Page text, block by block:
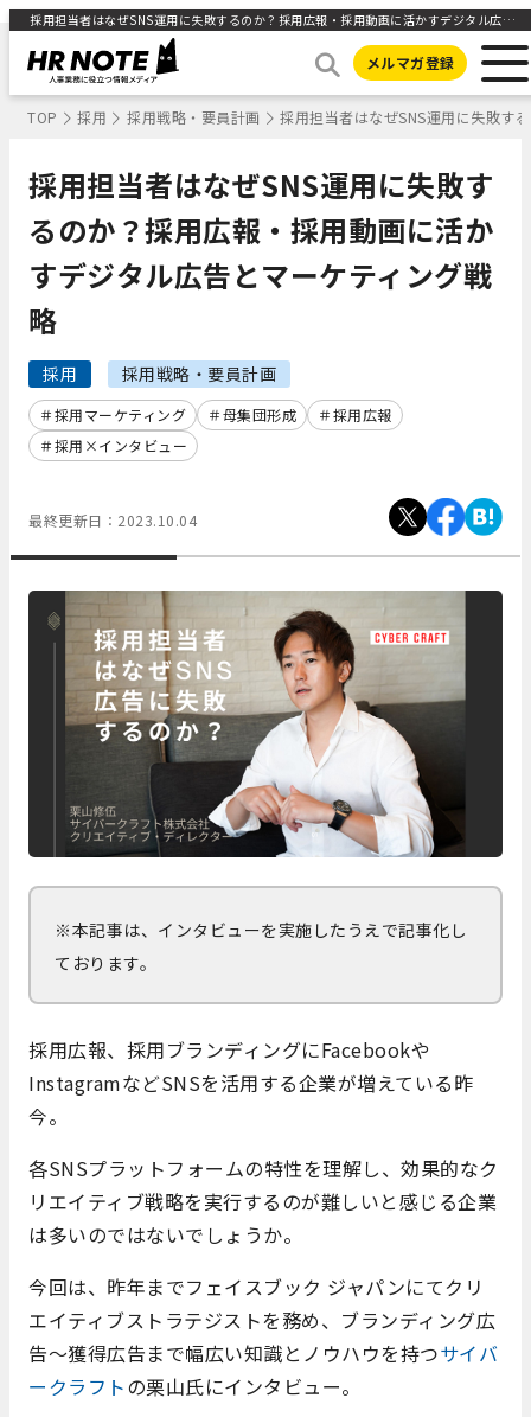
採用担当者はなぜSNS運用に失敗するのか？採用広報・採用動画に活かすデジタル広告とマーケティング戦略 ｜HR NOTE
メルマガ登録
TOP 採用 採用戦略・要員計画 採用担当者はなぜSNS運用に失敗す
採用担当者はなぜSNS運用に失敗す
るのか？採用広報・採用動画に活か
すデジタル広告とマーケティング戦
略
採用 採用戦略・要員計画
採用マーケティング 母集団形成
採用広報
採用×インタビュー
最終更新日： 2023.10.04
※本記事は、インタビューを実施したうえで記事化し
ております。
採用広報、採用ブランディングにFacebookや
InstagramなどSNSを活用する企業が増えている昨
今。
各SNSプラットフォームの特性を理解し、効果的なク
リエイティブ戦略を実行するのが難しいと感じる企業
は多いのではないでしょうか。
今回は、昨年までフェイスブック ジャパンにてクリ
エイティブストラテジストを務め、ブランディング広
告～獲得広告まで幅広い知識とノウハウを持つサイバ
ークラフトの栗山氏にインタビュー。